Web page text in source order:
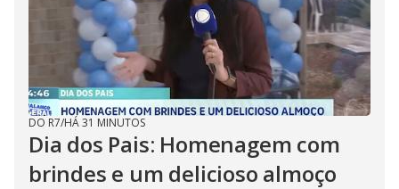
DO R7/HÁ 31 MINUTOS
Dia dos Pais: Homenagem com
brindes e um delicioso almoço